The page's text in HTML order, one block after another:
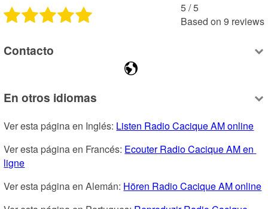
5 /5
Based on 9 reviews
Contacto
En otros idiomas
Ver esta página en Inglés: Listen Radio Cacique AM online
Ver esta página en Francés: Ecouter Radio Cacique AM en
ligne
Ver esta página en Alemán: Hören Radio Cacique AM online